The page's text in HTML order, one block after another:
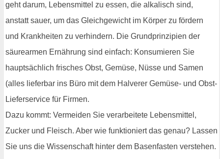
geht darum, Lebensmittel zu essen, die alkalisch sind,
anstatt sauer, um das Gleichgewicht im Körper zu fördern
und Krankheiten zu verhindern. Die Grundprinzipien der
säurearmen Ernährung sind einfach: Konsumieren Sie
hauptsächlich frisches Obst, Gemüse, Nüsse und Samen
(alles lieferbar ins Büro mit dem Halverer Gemüse- und Obst-
Lieferservice für Firmen.
Dazu kommt: Vermeiden Sie verarbeitete Lebensmittel,
Zucker und Fleisch. Aber wie funktioniert das genau? Lassen
Sie uns die Wissenschaft hinter dem Basenfasten verstehen.